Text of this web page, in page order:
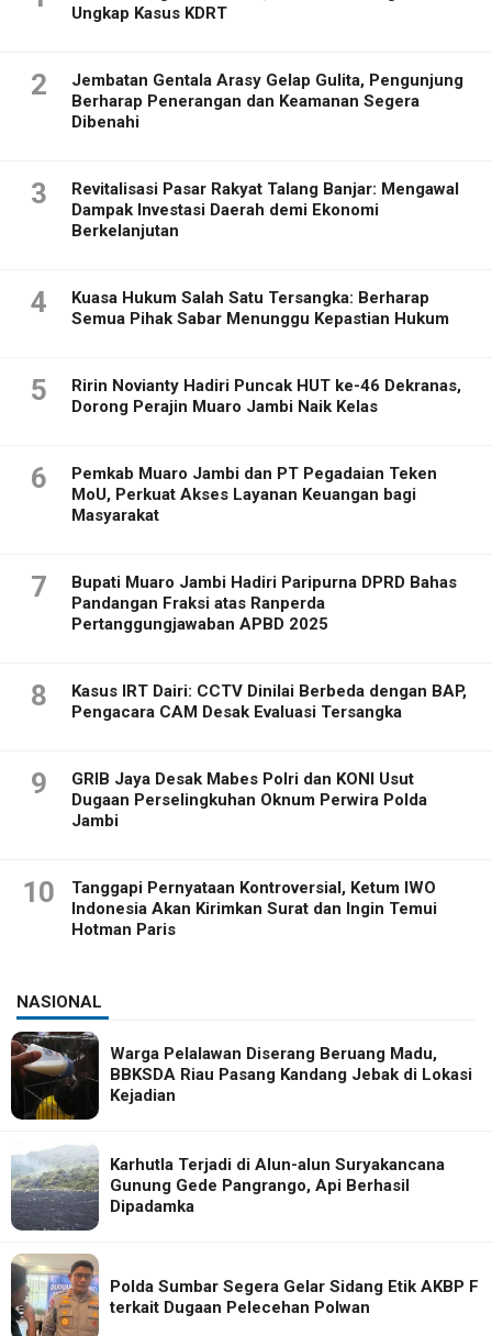
Ungkap Kasus KDRT
2
Jembatan Gentala Arasy Gelap Gulita, Pengunjung
Berharap Penerangan dan Keamanan Segera
Dibenahi
3
Revitalisasi Pasar Rakyat Talang Banjar: Mengawal
Dampak Investasi Daerah demi Ekonomi
Berkelanjutan
4
Kuasa Hukum Salah Satu Tersangka: Berharap
Semua Pihak Sabar Menunggu Kepastian Hukum
5
Ririn Novianty Hadiri Puncak HUT ke-46 Dekranas,
Dorong Perajin Muaro Jambi Naik Kelas
6
Pemkab Muaro Jambi dan PT Pegadaian Teken
MoU, Perkuat Akses Layanan Keuangan bagi
Masyarakat
7
Bupati Muaro Jambi Hadiri Paripurna DPRD Bahas
Pandangan Fraksi atas Ranperda
Pertanggungjawaban APBD 2025
8
Kasus IRT Dairi: CCTV Dinilai Berbeda dengan BAP,
Pengacara CAM Desak Evaluasi Tersangka
9
GRIB Jaya Desak Mabes Polri dan KONI Usut
Dugaan Perselingkuhan Oknum Perwira Polda
Jambi
10
Tanggapi Pernyataan Kontroversial, Ketum IWO
Indonesia Akan Kirimkan Surat dan Ingin Temui
Hotman Paris
NASIONAL
Warga Pelalawan Diserang Beruang Madu,
BBKSDA Riau Pasang Kandang Jebak di Lokasi
Kejadian
Karhutla Terjadi di Alun-alun Suryakancana
Gunung Gede Pangrango, Api Berhasil
Dipadamka
Polda Sumbar Segera Gelar Sidang Etik AKBP F
terkait Dugaan Pelecehan Polwan